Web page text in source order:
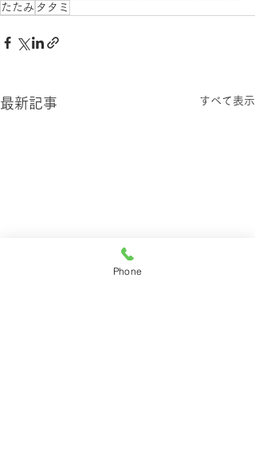
たたみ タタミ
最新記事 すべて表示
Phone